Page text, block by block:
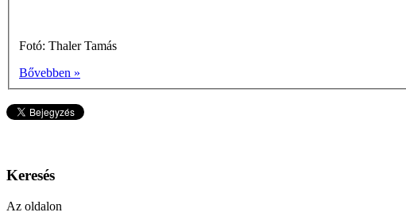
Fotó: Thaler Tamás
Bővebben »
Keresés
Az oldalon